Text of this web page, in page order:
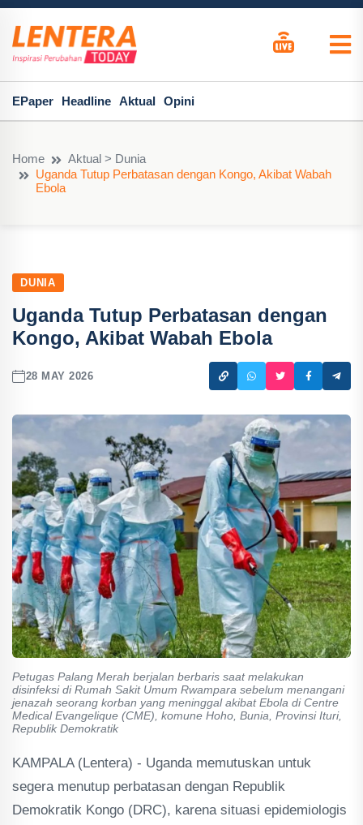
EPaper Headline Aktual Opini
Home
Aktual > Dunia
Uganda Tutup Perbatasan dengan Kongo, Akibat Wabah
Ebola
DUNIA
Uganda Tutup Perbatasan dengan
Kongo, Akibat Wabah Ebola
28 MAY 2026
Petugas Palang Merah berjalan berbaris saat melakukan
disinfeksi di Rumah Sakit Umum Rwampara sebelum menangani
jenazah seorang korban yang meninggal akibat Ebola di Centre
Medical Evangelique (CME), komune Hoho, Bunia, Provinsi Ituri,
Republik Demokratik
KAMPALA (Lentera) - Uganda memutuskan untuk
segera menutup perbatasan dengan Republik
Demokratik Kongo (DRC), karena situasi epidemiologis